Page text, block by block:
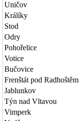
Uničov
Králíky
Stod
Odry
Pohořelice
Votice
Bučovice
Frenštát pod Radhoštěm
Jablunkov
Týn nad Vltavou
Vimperk